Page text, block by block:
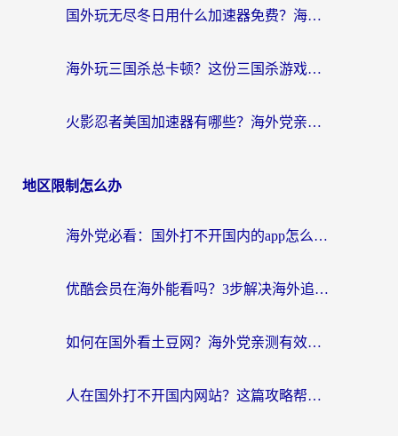
国外玩无尽冬日用什么加速器免费？海外党国服游戏加速避坑指南
海外玩三国杀总卡顿？这份三国杀游戏加速器指南帮你告别延迟烦恼
火影忍者美国加速器有哪些？海外党亲测的国服游戏加速全攻略（含菲律宾玩三国之刃守望黎明技巧）
地区限制怎么办
海外党必看：国外打不开国内的app怎么办？3步解决你的乡愁
优酷会员在海外能看吗？3步解决海外追剧难题，附实测好用加速器推荐
如何在国外看土豆网？海外党亲测有效的追剧加速器选择指南
人在国外打不开国内网站？这篇攻略帮你无缝解锁国内资源（附交管12123使用技巧）